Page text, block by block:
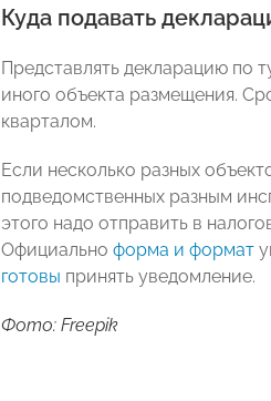
Куда подавать
Представлять декларацию по
иного объекта размещения.
кварталом.
Если несколько разных
подведомственных разным
этого надо отправить в
Официально форма и формат
готовы принять уведомление.
Фото: Freepik